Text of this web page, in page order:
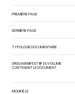
PREMIÈRE PAGE
DERNIÈRE PAGE
TYPOLOGIE DOCUMENTAIRE
URI DU MANIFEST IIIF DU VOLUME
CONTENANT LE DOCUMENT
MODIFIÉ LE